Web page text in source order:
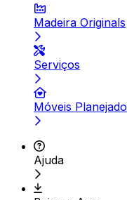
Madeira Originals
Serviços
Móveis
Ajuda